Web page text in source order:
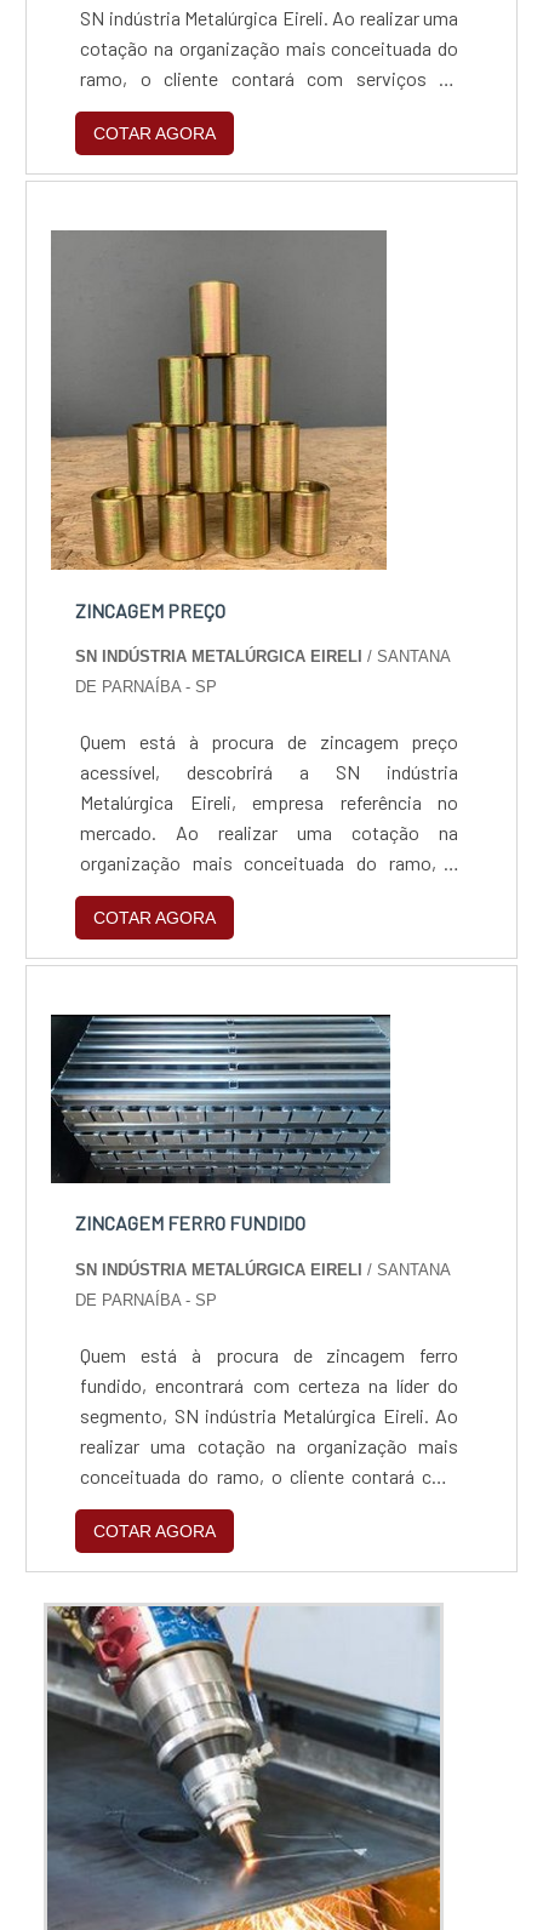
SN indústria Metalúrgica Eireli. Ao realizar uma
cotação na organização mais conceituada do
ramo, o cliente contará com serviços de
excelência e o suporte de especialistas para
sanar eventuais dúvidas.Quando o tema é
zincagem preta, com a SN indústria
custo-benefício e um design completo de
COTAR AGORA
ZINCAGEM PREÇO
SN INDÚSTRIA METALÚRGICA EIRELI/ SANTANA
DE PARNAÍBA - SP
Quem está à procura de zincagem preço
acessível, descobrirá a SN indústria
Metalúrgica Eireli, empresa referência no
mercado. Ao realizar uma cotação na
organização mais conceituada do ramo, o
cliente contará com serviços de excelência e o
suporte de especialistas para sanar eventuais
dúvidas.ZINCAGEM PREÇO JUSTO E
acessível em uma empresa que preza pela
segurança, encontra na internet a SN indús...
COTAR AGORA
ZINCAGEM FERRO FUNDIDO
SN INDÚSTRIA METALÚRGICA EIRELI/ SANTANA
DE PARNAÍBA - SP
Quem está à procura de zincagem ferro
fundido, encontrará com certeza na líder do
segmento, SN indústria Metalúrgica Eireli. Ao
realizar uma cotação na organização mais
conceituada do ramo, o cliente contará com
serviços de excelência e o suporte de
especialistas para sanar eventuais
dúvidas.Quando o assunto é zincagem ferro
Metalúrgica Eireli o cliente encontrará ótima
qualidade e um design...
COTAR AGORA